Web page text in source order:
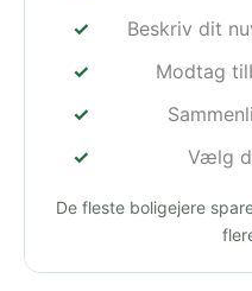
Beskriv dit
Modtag
Vælg
De fleste boligejere